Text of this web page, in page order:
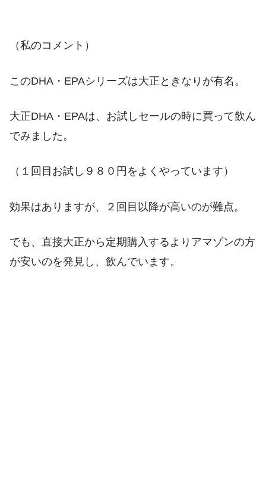
（私のコメント）
このDHA・EPAシリーズは大正ときなりが有名。
大正DHA・EPAは、お試しセールの時に買って飲ん
でみました。
（１回目お試し９８０円をよくやっています）
効果はありますが、２回目以降が高いのが難点。
でも、直接大正から定期購入するよりアマゾンの方
が安いのを発見し、飲んでいます。